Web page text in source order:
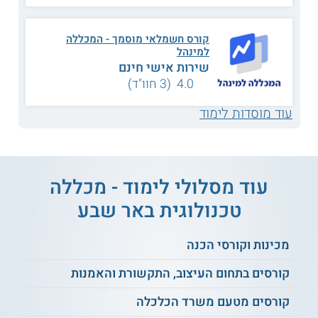
בטיחות וגיהות.
מערכות פיקוד ובקרה.
תורת החשמל ואלקטרוניקה תעשייתית.
ועוד.
כדי להתקבל לקורס, יש לעמוד בתנאי הקבלה הבאים:
לימוד.
ועדת קבלה.
תעודה
משתתפים שעומדים בכל חובות המסלול מקבלים תעודת גמר
שניתנת על ידי המכללה הטכנולוגית באר שבע ומשרד העבודה.
ומעשיות. מי שעוברים את הבחינות ועומדים בנהלי משרד הכלכלה
קורס חשמלאי מוסמך - המכללה
למינהל
שירות אישי חינם
4.0 (3 חוו"ד)
עוד מוסדות לימוד
עוד מסלולי לימוד - מכללה
טכנולוגית באר שבע
מכינות וקורסי הכנה
קורסים בתחום העיצוב, התקשורת והאמנות
קורסים מטעם משרד הכלכלה